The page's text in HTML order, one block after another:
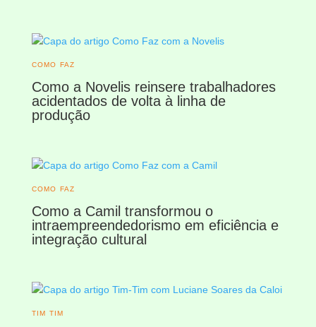
COMO FAZ
Como a Novelis reinsere trabalhadores
acidentados de volta à linha de
produção
COMO FAZ
Como a Camil transformou o
intraempreendedorismo em eficiência e
integração cultural
TIM TIM